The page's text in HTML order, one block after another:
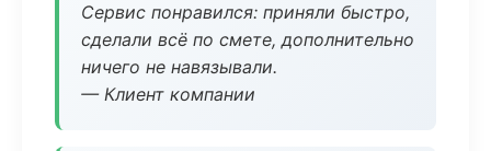
Сервис понравился: приняли быстро,
сделали всё по смете, дополнительно
ничего не навязывали.
— Клиент компании